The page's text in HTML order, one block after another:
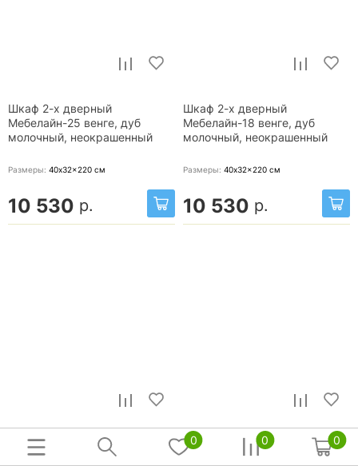
Шкаф 2-х дверный
Мебелайн-25 венге, дуб
молочный, неокрашенный
Размеры: 40x32x220 см
10 530 р.
Шкаф 2-х дверный
Мебелайн-18 венге, дуб
молочный, неокрашенный
Размеры: 40x32x220 см
10 530 р.
Шкаф 2-х дверный
Мебелайн-42 венге, дуб
Шкаф 2-х дверный Оскар
(белый структурный)
0 0 0